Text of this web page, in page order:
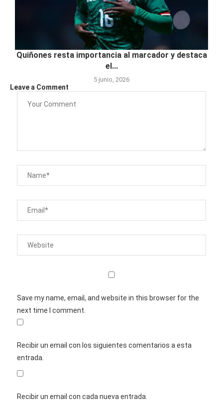
Quiñones resta importancia al marcador y destaca
el...
5 junio, 2026
Leave a Comment
Save my name, email, and website in this browser for the
next time I comment.
Recibir un email con los siguientes comentarios a esta
entrada.
Recibir un email con cada nueva entrada.